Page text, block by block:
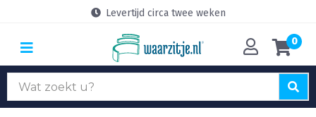
Levertijd circa twee weken
0
Zoek
naar: